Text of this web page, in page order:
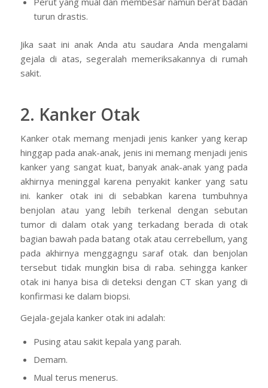
turun drastis.
Jika saat ini anak Anda atu saudara Anda mengalami
gejala di atas, segeralah memeriksakannya di rumah
sakit.
2. Kanker Otak
Kanker otak memang menjadi jenis kanker yang kerap
hinggap pada anak-anak, jenis ini memang menjadi jenis
kanker yang sangat kuat, banyak anak-anak yang pada
akhirnya meninggal karena penyakit kanker yang satu
ini. kanker otak ini di sebabkan karena tumbuhnya
benjolan atau yang lebih terkenal dengan sebutan
tumor di dalam otak yang terkadang berada di otak
bagian bawah pada batang otak atau cerrebellum, yang
pada akhirnya menggagngu saraf otak. dan benjolan
tersebut tidak mungkin bisa di raba. sehingga kanker
otak ini hanya bisa di deteksi dengan CT skan yang di
konfirmasi ke dalam biopsi.
Gejala-gejala kanker otak ini adalah:
Pusing atau sakit kepala yang parah.
Demam.
Mual terus menerus.